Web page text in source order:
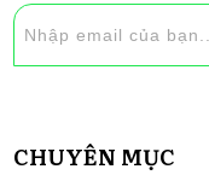
CHUYÊN MỤC